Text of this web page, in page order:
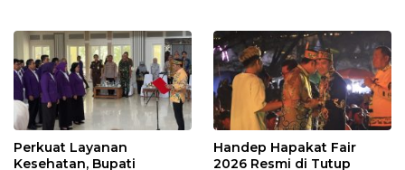
Perkuat Layanan
Kesehatan, Bupati
Handep Hapakat Fair
2026 Resmi di Tutup